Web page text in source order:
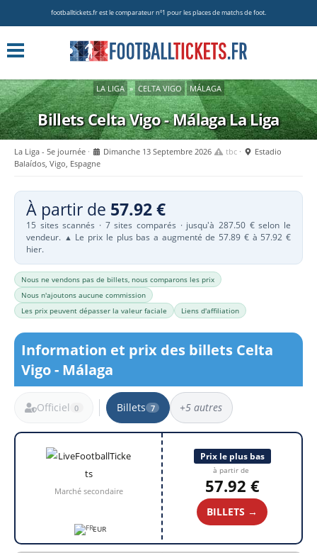
footballtickets.fr est le comparateur nº1 pour les places de matchs de foot.
LA LIGA » CELTA VIGO MÁLAGA
Billets Celta Vigo - MálagaLa Liga
La Liga - 5e journée Dimanche 13 Septembre 2026 tbc
Estadio
Balaídos, Vigo, Espagne
À partir de 57.92 €
15 sites scannés · 7 sites comparés · jusqu'à 287.50 € selon le
vendeur. ▲ Le prix le plus bas a augmenté de 57.89 € à 57.92 €
hier.
Nous ne vendons pas de billets, nous comparons les prix
Nous n'ajoutons aucune commission
Les prix peuvent dépasser la valeur faciale
Liens d'affiliation
Information et prix des billets Celta
Vigo - Málaga
Officiel 0 Billets 7 +5 autres
7 résultats
Marché secondaire
EUR
Prix le plus bas
à partir de
57.92 €
BILLETS →